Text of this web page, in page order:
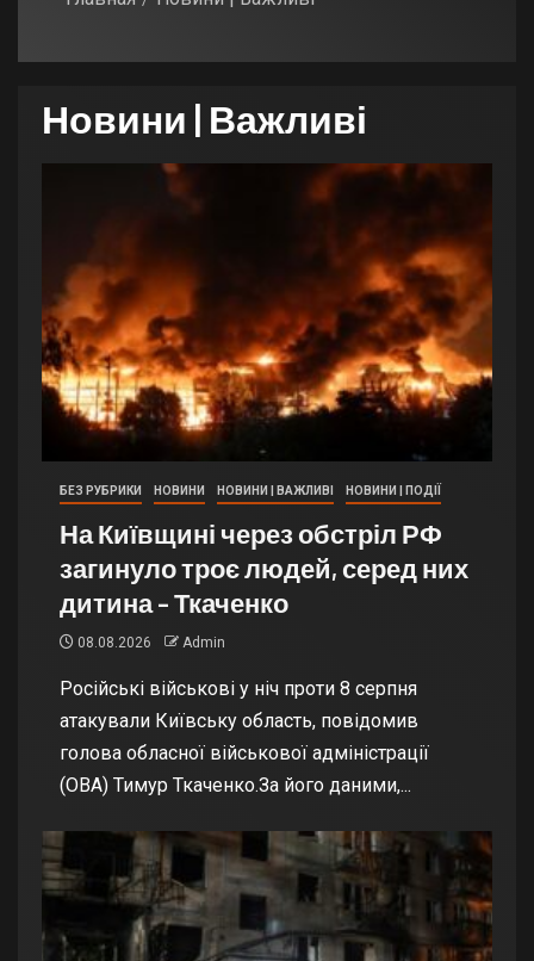
Новини | Важливі
БЕЗ РУБРИКИ НОВИНИ НОВИНИ | ВАЖЛИВІ НОВИНИ | ПОДІЇ
На Київщині через обстріл РФ
загинуло троє людей, серед них
дитина – Ткаченко
08.08.2026 Admin
Російські військові у ніч проти 8 серпня
атакували Київську область, повідомив
голова обласної військової адміністрації
(ОВА) Тимур Ткаченко.За його даними,...